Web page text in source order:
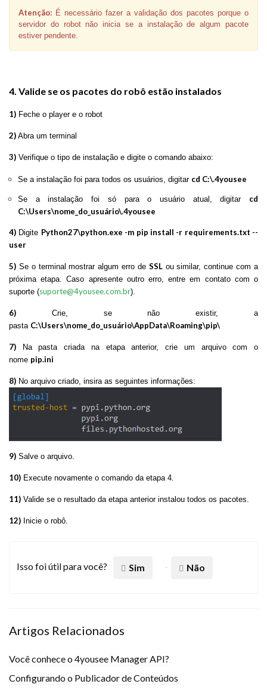
Atenção: É necessário fazer a validação dos pacotes porque o
servidor do robot não inicia se a instalação de algum pacote
estiver pendente.
4. Valide se os pacotes do robô estão instalados
1) Feche o player e o robot
2) Abra um terminal
3) Verifique o tipo de instalação e digite o comando abaixo:
Se a instalação foi para todos os usuários, digitar cd C:\.4yousee
Se a instalação foi só para o usuário atual, digitar cd
C:\Users\nome_do_usuário\.4yousee
4) Digite Python27\python.exe -m pip install -r requirements.txt --
user
5) Se o terminal mostrar algum erro de SSLou similar, continue com a
próxima etapa. Caso apresente outro erro, entre em contato com o
suporte (suporte@4yousee.com.br).
6) Crie, se não existir, a
pasta C:\Users\nome_do_usuário\AppData\Roaming\pip\
7) Na pasta criada na etapa anterior, crie um arquivo com o
nome pip.ini
8) No arquivo criado, insira as seguintes informações:
9) Salve o arquivo.
10) Execute novamente o comando da etapa 4.
11) Valide se o resultado da etapa anterior instalou todos os pacotes.
12) Inicie o robô.
Isso foi útil para você? Sim Não
Artigos Relacionados
Você conhece o 4yousee Manager API?
Configurando o Publicador de Conteúdos